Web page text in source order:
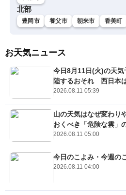
北部
豊岡市 養父市 朝来市 香美町
お天気ニュース
今日8月11日(火)の天
陸するおそれ 西日本
2026.08.11 05:39
山の天気はなぜ変わ
おくべき「危険な雲」
2026.08.11 05:00
今日のこよみ・今週の
2026.08.11 04:00